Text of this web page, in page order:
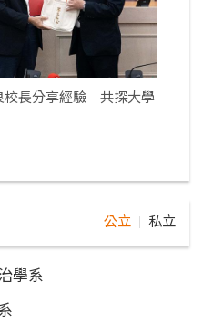
校長分享經驗 共探大學
公立 私立
學系